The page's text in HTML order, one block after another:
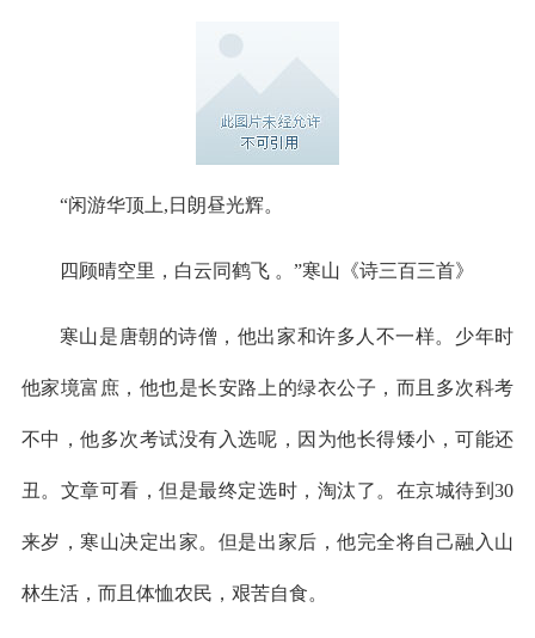
“闲游华顶上,日朗昼光辉。
四顾晴空里，白云同鹤飞 。”寒山《诗三百三首》
寒山是唐朝的诗僧，他出家和许多人不一样。少年时
他家境富庶，他也是长安路上的绿衣公子，而且多次科考
不中，他多次考试没有入选呢，因为他长得矮小，可能还
丑。文章可看，但是最终定选时，淘汰了。在京城待到30
来岁，寒山决定出家。但是出家后，他完全将自己融入山
林生活，而且体恤农民，艰苦自食。